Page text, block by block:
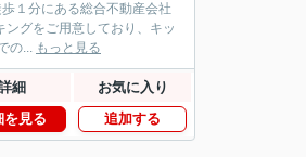
１分にある総合不動産会社
グをご用意しており、キッ
の... もっと見る
細 お気に入り
を見る 追加する